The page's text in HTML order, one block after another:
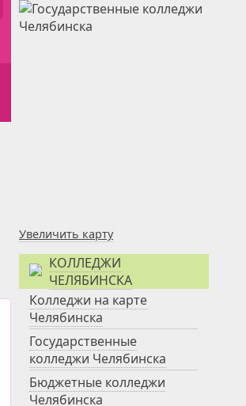
Увеличить карту
КОЛЛЕДЖИ
ЧЕЛЯБИНСКА
Колледжи на карте
Челябинска
Государственные
колледжи Челябинска
Бюджетные колледжи
Челябинска